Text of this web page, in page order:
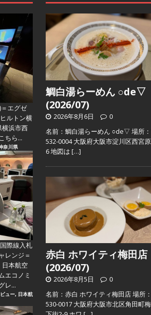
エグゼ
ルトン横
横浜市西
ちら...
奈川県
際線入札
レンジ＝
日本航空
エコノミ
レ...
ュー, 日本航
鯛白湯らーめん ○de▽
(2026/07)
2026年8月6日
0
名前：鯛白湯らーめん ○de▽ 場所：
532-0004 大阪府大阪市淀川区西宮
6 地図は […]
赤白 ホワイティ梅田店
(2026/07)
2026年8月5日
0
名前：赤白 ホワイティ梅田店 場所
530-0017 大阪府大阪市北区角田町